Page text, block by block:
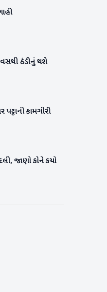
ઠંડીનું થશે
પટ્ટાની કામગીરી
જાણો કોને કયો